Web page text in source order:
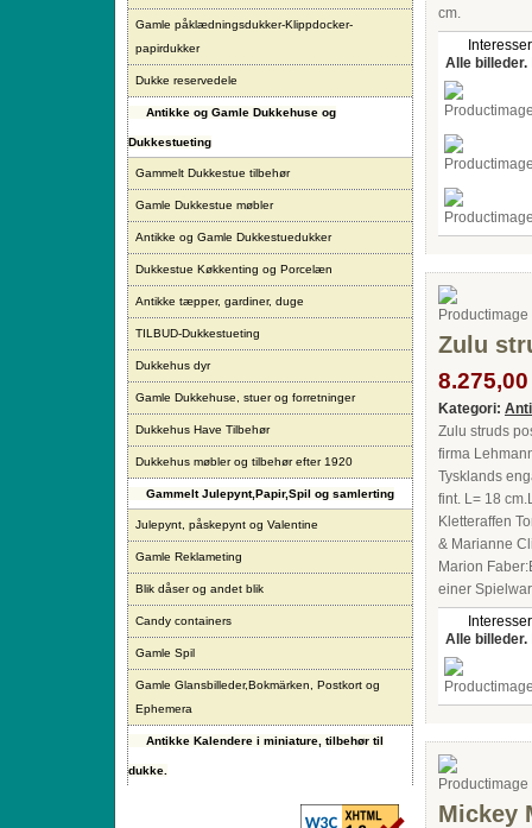
Gamle påklædningsdukker-Klippdocker-
papirdukker
Dukke reservedele
Antikke og Gamle Dukkehuse og
Dukkestueting
Gammelt Dukkestue tilbehør
Gamle Dukkestue møbler
Antikke og Gamle Dukkestuedukker
Dukkestue Køkkenting og Porcelæn
Antikke tæpper, gardiner, duge
TILBUD-Dukkestueting
Dukkehus dyr
Gamle Dukkehuse, stuer og forretninger
Dukkehus Have Tilbehør
Dukkehus møbler og tilbehør efter 1920
Gammelt Julepynt,Papir,Spil og samlerting
Julepynt, påskepynt og Valentine
Gamle Reklameting
Blik dåser og andet blik
Candy containers
Gamle Spil
Gamle Glansbilleder,Bokmärken, Postkort og
Ephemera
Antikke Kalendere i miniature, tilbehør til
dukke.
cm.
Alle billeder.
Zulu
Kategori:
Zulu struds
firma
Tysklands
fint. L= 18
Kletteraffen
& Marianne
Marion
einer
Alle billeder.
Mickey